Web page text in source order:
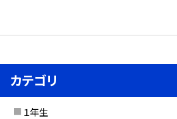
カテゴリ
１年生